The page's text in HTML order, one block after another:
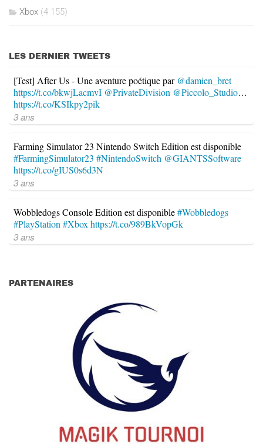
Xbox (4 155)
LES DERNIER TWEETS
[Test] After Us - Une aventure poétique par @damien_bret
https://t.co/bkwjLacmvI @PrivateDivision @Piccolo_Studio…
https://t.co/KSIkpy2pik
3 ans
Farming Simulator 23 Nintendo Switch Edition est disponible
#FarmingSimulator23 #NintendoSwitch @GIANTSSoftware
https://t.co/gIUS0s6d3N
3 ans
Wobbledogs Console Edition est disponible#Wobbledogs
#PlayStation#Xboxhttps://t.co/989BkVopGk
3 ans
PARTENAIRES